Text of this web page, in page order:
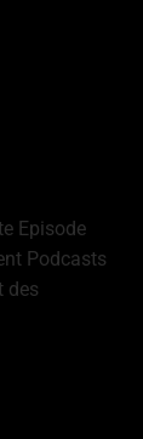
Episode
Podcasts
des